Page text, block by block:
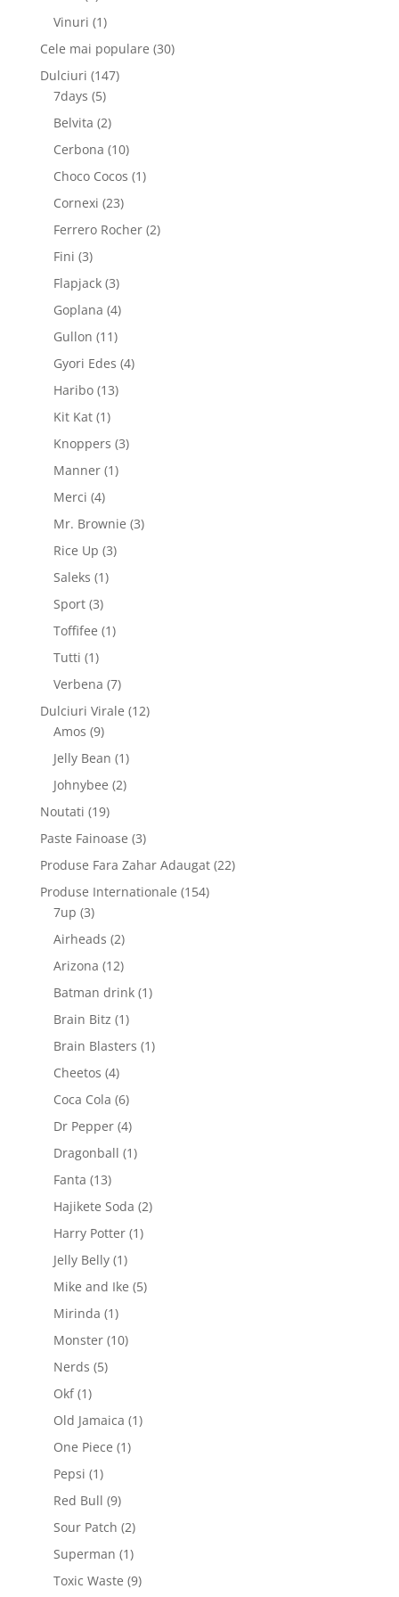
produse
Vinuri 11
produs
Cele mai populare 3030
Dulciuri 147147
7days 55
produse
Belvita 22
produse
Cerbona 1010
produse
Choco Cocos 11
Cornexi 2323
de
Ferrero Rocher 22
Fini 33
produse
Flapjack 33
produse
Goplana 44
produse
Gullon 1111
produse
Gyori Edes 44
Haribo 1313
Kit Kat 11
produs
Knoppers 33
Manner 11
Merci 44
produse
Mr. Brownie 33
Rice Up 33
Saleks 11
Sport 33
produse
Toffifee 11
Tutti 11
produs
Verbena 77
produse
Dulciuri Virale 1212
Amos 99
produse
Jelly Bean 11
produs
Johnybee 22
Noutati 1919
produse
Paste Fainoase 33
produse
Produse Fara Zahar Adaugat 2222
Produse Internationale 154154
7up 33
produse
Airheads 22
produse
Arizona 1212
produse
Batman drink 11
Brain Bitz 11
produs
Brain Blasters 11
Cheetos 44
produse
Coca Cola 66
produse
Dr Pepper 44
produse
Dragonball 11
Fanta 1313
produse
Hajikete Soda 22
Harry Potter 11
Jelly Belly 11
produs
Mike and Ike 55
Mirinda 11
produs
Monster 1010
Nerds 55
Okf 11
produs
Old Jamaica 11
One Piece 11
Pepsi 11
produs
Red Bull 99
produse
Sour Patch 22
produse
Superman 11
produs
Toxic Waste 99